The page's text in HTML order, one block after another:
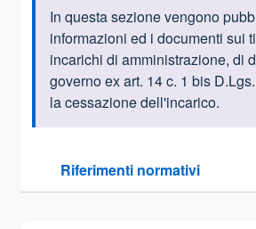
Informazioni
In questa sezione vengono
informazioni ed i documenti sui
incarichi di amministrazione, di
governo ex art. 14 c. 1 bis
la cessazione dell'incarico.
Riferimenti normativi
Sezione compressa